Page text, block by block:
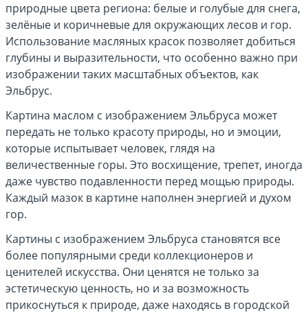
природные цвета региона: белые и голубые для снега,
зелёные и коричневые для окружающих лесов и гор.
Использование масляных красок позволяет добиться
глубины и выразительности, что особенно важно при
изображении таких масштабных объектов, как
Эльбрус.
Картина маслом с изображением Эльбруса может
передать не только красоту природы, но и эмоции,
которые испытывает человек, глядя на
величественные горы. Это восхищение, трепет, иногда
даже чувство подавленности перед мощью природы.
Каждый мазок в картине наполнен энергией и духом
гор.
Картины с изображением Эльбруса становятся все
более популярными среди коллекционеров и
ценителей искусства. Они ценятся не только за
эстетическую ценность, но и за возможность
прикоснуться к природе, даже находясь в городской